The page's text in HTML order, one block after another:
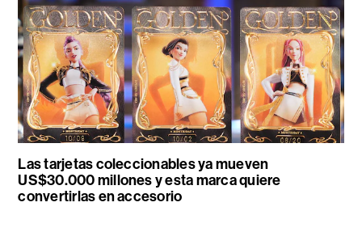
Las tarjetas coleccionables ya mueven
US$30.000 millones y esta marca quiere
convertirlas en accesorio